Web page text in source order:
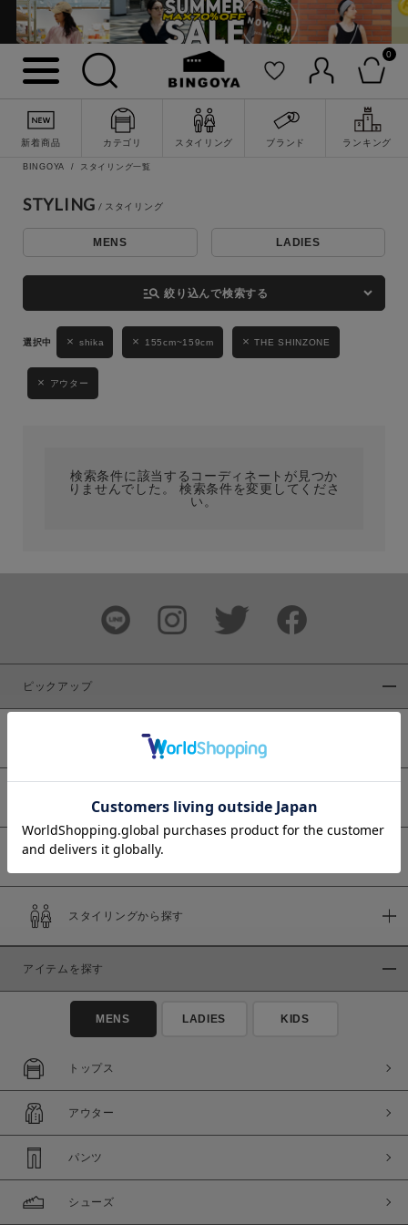
0
新着商品 カテゴリ スタイリング ブランド ランキング
詳細検索
キーワード
性別
MENS LADIES KIDS
ブランド
商品タイプ
通常商品
セール価格
在庫
在庫あり
BINGOYA スタイリング一覧
STYLING
MENS LADIES
manage_search 絞り込んで検索する
shika 155cm~159cm THE SHINZONE
アウター
検索条件に該当するコーディネートが見つか
りませんでした。 検索条件を変更してくださ
い。
ピックアップ
予約商品
スタイリングから探す
アイテムを探す
MENS LADIES KIDS
トップス
アウター
パンツ
シューズ